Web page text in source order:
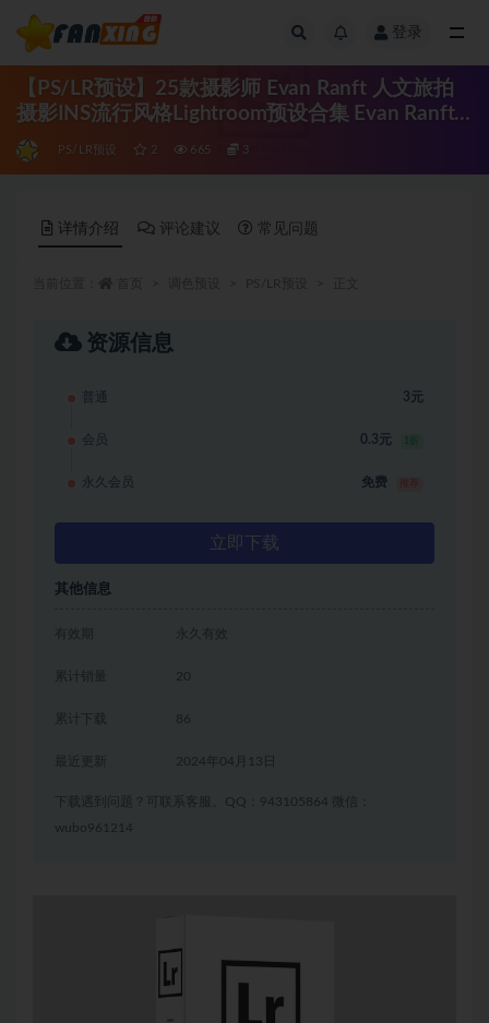
登录
【PS/LR预设】25款摄影师 Evan Ranft 人文旅拍
摄影INS流行风格Lightroom预设合集 Evan Ranft
Lightroom Presets (Collection 1)
PS/LR预设 2 665 3
详情介绍 评论建议 常见问题
资源信息
普通 3元
会员 0.3元 1折
永久会员 免费
立即下载
其他信息
有效期 永久有效
累计销量 20
累计下载 86
2024年04月13日
下载遇到问题？可联系客服。QQ：943105864 微信：
wubo961214